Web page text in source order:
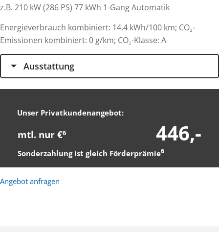
z.B. 210 kW (286 PS) 77 kWh 1-Gang Automatik
Energieverbrauch kombiniert: 14,4 kWh/100 km; CO₂-
Emissionen kombiniert: 0 g/km; CO₂-Klasse: A
Ausstattung
Unser Privatkundenangebot:
mtl. nur €6 446,-
Sonderzahlung ist gleich Förderprämie6
Angebot anfragen